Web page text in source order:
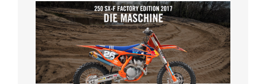
250 SX-F FACTORY EDITION
2017